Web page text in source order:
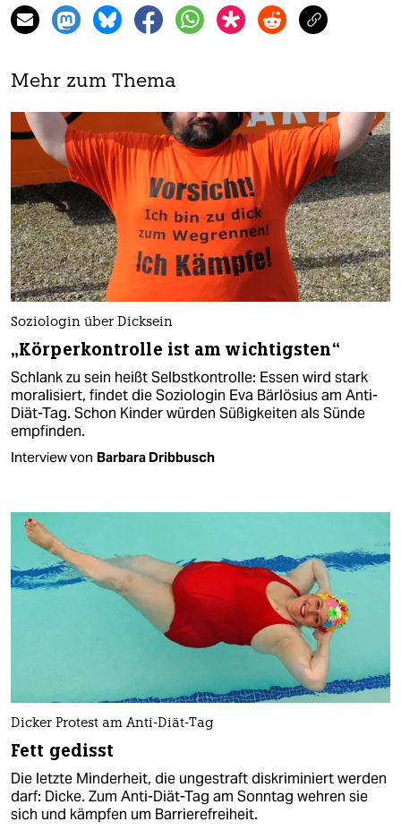
Mehr zum Thema
Soziologin über Dicksein
„Körperkontrolle ist am wichtigsten“
Schlank zu sein heißt Selbstkontrolle: Essen wird stark
moralisiert, findet die Soziologin Eva Bärlösius am Anti-
Diät-Tag. Schon Kinder würden Süßigkeiten als Sünde
empfinden.
Interview von Barbara Dribbusch
Dicker Protest am Anti-Diät-Tag
Fett gedisst
Die letzte Minderheit, die ungestraft diskriminiert werden
darf: Dicke. Zum Anti-Diät-Tag am Sonntag wehren sie
sich und kämpfen um Barrierefreiheit.